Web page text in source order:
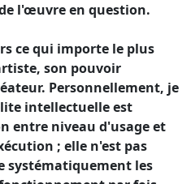
l'œuvre en question.
ce qui importe le plus
son pouvoir
Personnellement, je
intellectuelle est
entre niveau d'usage et
; elle n'est pas
systématiquement les